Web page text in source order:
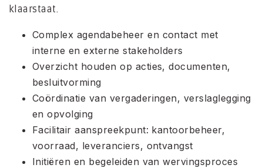
klaarstaat.
Complex agendabeheer en contact met
interne en externe stakeholders
Overzicht houden op acties, documenten,
besluitvorming
Coördinatie van vergaderingen, verslaglegging
en opvolging
Facilitair aanspreekpunt: kantoorbeheer,
voorraad, leveranciers, ontvangst
Initiëren en begeleiden van wervingsproces